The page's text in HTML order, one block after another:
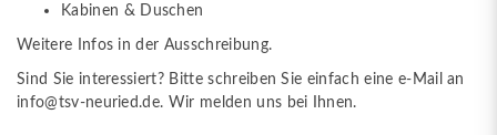
Kabinen & Duschen
Weitere Infos in der Ausschreibung.
Sind Sie interessiert? Bitte schreiben Sie einfach eine e-Mail an
info@tsv-neuried.de. Wir melden uns bei Ihnen.